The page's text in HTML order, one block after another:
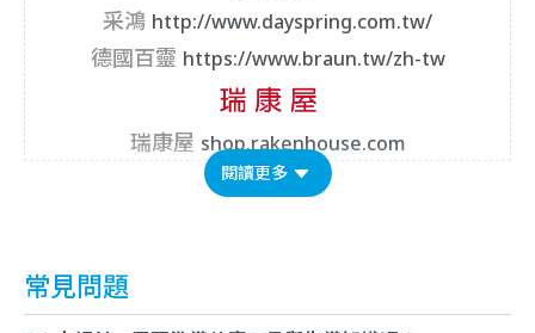
采鴻 http://www.dayspring.com.tw/
德國百靈 https://www.braun.tw/zh-tw
瑞康屋 shop.rakenhouse.com
閱讀更多
常見問題